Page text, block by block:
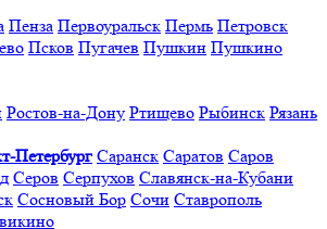
Пенза Первоуральск Пермь Петровск
Псков Пугачев Пушкин Пушкино
Ростов-на-Дону Ртищево Рыбинск Рязань
Петербург Саранск Саратов Саров
Серов Серпухов Славянск-на-Кубани
Сосновый Бор Сочи Ставрополь